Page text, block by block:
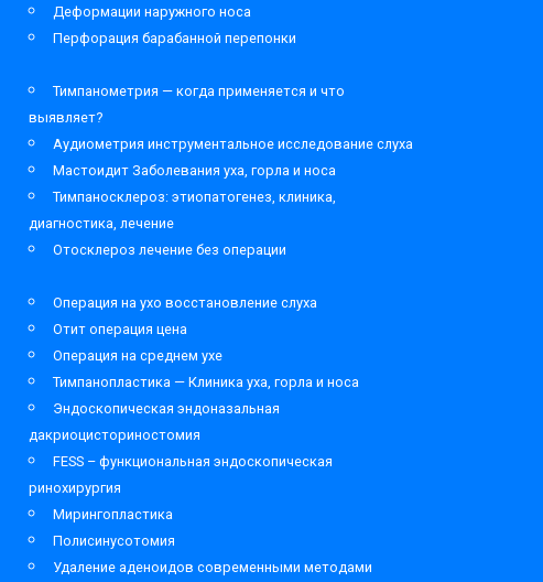
Деформации наружного носа
Перфорация барабанной перепонки
Тимпанометрия — когда применяется и что
выявляет?
Аудиометрия инструментальное исследование слуха
Мастоидит Заболевания уха, горла и носа
Тимпаносклероз: этиопатогенез, клиника,
диагностика, лечение
Отосклероз лечение без операции
Операция на ухо восстановление слуха
Отит операция цена
Операция на среднем ухе
Тимпанопластика — Клиника уха, горла и носа
Эндоскопическая эндоназальная
дакриоцисториностомия
FESS – функциональная эндоскопическая
ринохирургия
Мирингопластика
Полисинусотомия
Удаление аденоидов современными методами